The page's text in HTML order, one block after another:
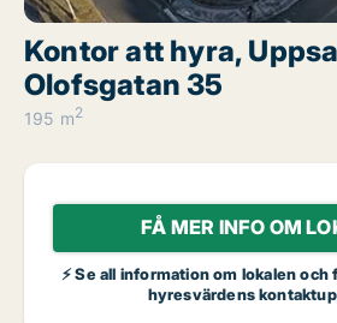
Kontor att hyra,
Olofsgatan 35
195 m2
FÅ MER INFO OM
⚡ Se all information om lokalen
hyresvärdens